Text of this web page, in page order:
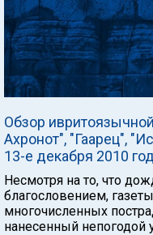
Обзор
Ахронот", "Гаарец",
13-е декабря 2010
Несмотря на то, что
благословением,
многочисленных
нанесенный непогодой